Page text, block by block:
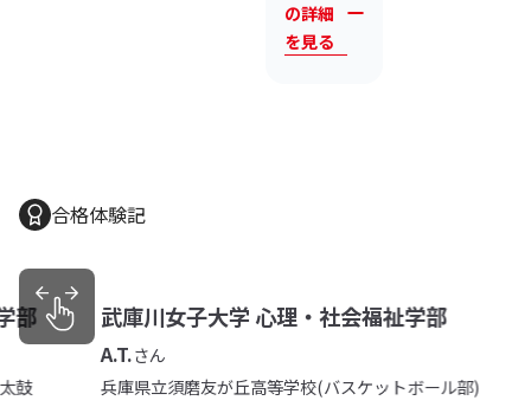
の詳細
を見る
合格体験記
武庫川女子大学 心理・社会福祉学部
A.T.さん
兵庫県立須磨友が丘高等学校(バスケットボール部)